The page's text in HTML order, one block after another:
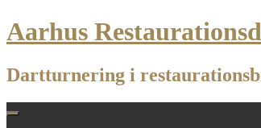
Skip
to
Aarhus
Dartturnering i